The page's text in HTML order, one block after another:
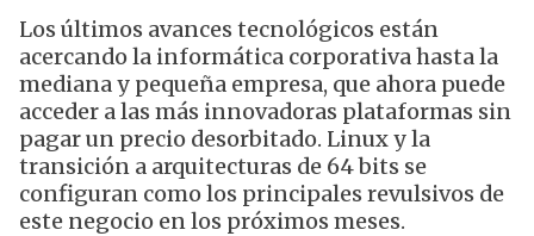
Los últimos avances tecnológicos están
acercando la informática corporativa hasta la
mediana y pequeña empresa, que ahora puede
acceder a las más innovadoras plataformas sin
pagar un precio desorbitado. Linux y la
transición a arquitecturas de 64 bits se
configuran como los principales revulsivos de
este negocio en los próximos meses.